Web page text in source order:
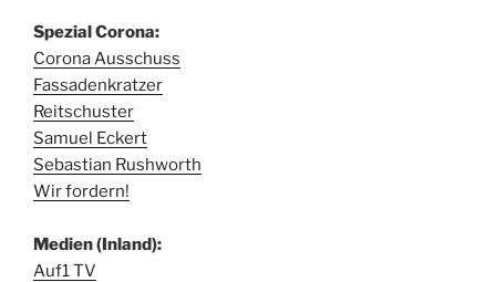
Spezial Corona:
Corona Ausschuss
Fassadenkratzer
Reitschuster
Samuel Eckert
Sebastian Rushworth
Wir fordern!
Medien (Inland):
Auf1 TV